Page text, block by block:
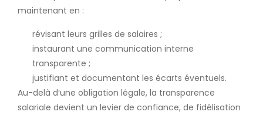
maintenant en :
révisant leurs grilles de salaires ;
instaurant une communication interne
transparente ;
justifiant et documentant les écarts éventuels.
Au-delà d’une obligation légale, la transparence
salariale devient un levier de confiance, de fidélisation